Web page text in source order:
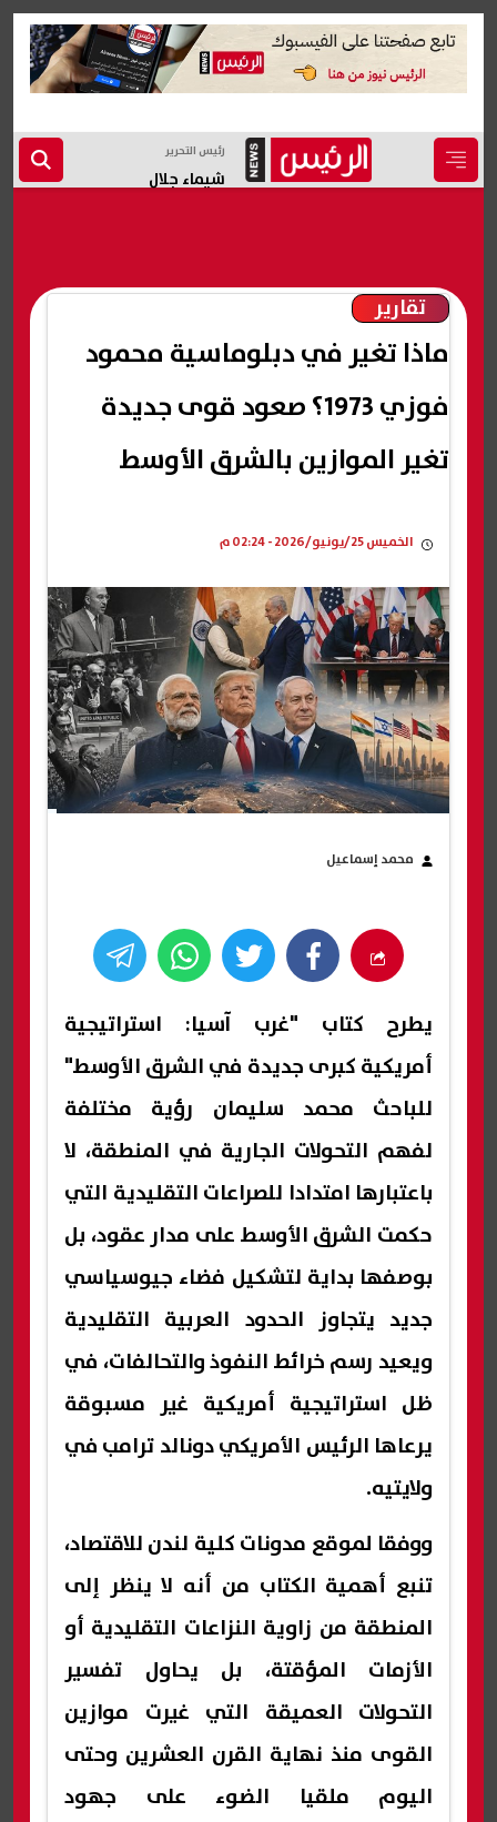
رئيس التحرير
شيماء جلال
تقارير
ماذا تغير في دبلوماسية محمود
فوزي 1973؟ صعود قوى جديدة
تغير الموازين بالشرق الأوسط
الخميس 25/يونيو/2026 - 02:24 م
محمد إسماعيل
يطرح كتاب "غرب آسيا: استراتيجية
أمريكية كبرى جديدة في الشرق الأوسط"
للباحث محمد سليمان رؤية مختلفة
لفهم التحولات الجارية في المنطقة، لا
باعتبارها امتدادا للصراعات التقليدية التي
حكمت الشرق الأوسط على مدار عقود، بل
بوصفها بداية لتشكيل فضاء جيوسياسي
جديد يتجاوز الحدود العربية التقليدية
ويعيد رسم خرائط النفوذ والتحالفات، في
ظل استراتيجية أمريكية غير مسبوقة
يرعاها الرئيس الأمريكي دونالد ترامب في
ولايتيه.
ووفقا لموقع مدونات كلية لندن للاقتصاد،
تنبع أهمية الكتاب من أنه لا ينظر إلى
المنطقة من زاوية النزاعات التقليدية أو
الأزمات المؤقتة، بل يحاول تفسير
التحولات العميقة التي غيرت موازين
القوى منذ نهاية القرن العشرين وحتى
اليوم ملقيا الضوء على جهود